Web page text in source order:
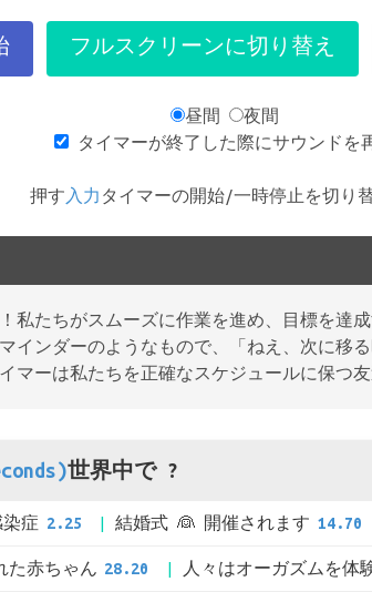
フルスクリーンに切り替え
昼間
夜間
タイマーが終了した際にサウンドを
押す 入力 タイマーの開始/一時停止を切り替
私たちがスムーズに作業を進め、目標を達
インダーのようなもので、「ねえ、次に移
マーは私たちを正確なスケジュールに保つ友
世界中で ?
症 2.25 結婚式 👰 開催されます 14.70
た赤ちゃん 28.20 人々はオーガズムを体